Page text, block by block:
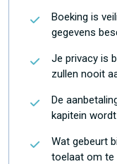
Boeking is
gegevens
Je privacy is
zullen nooit
De
kapitein
Wat gebeurt
toelaat om te